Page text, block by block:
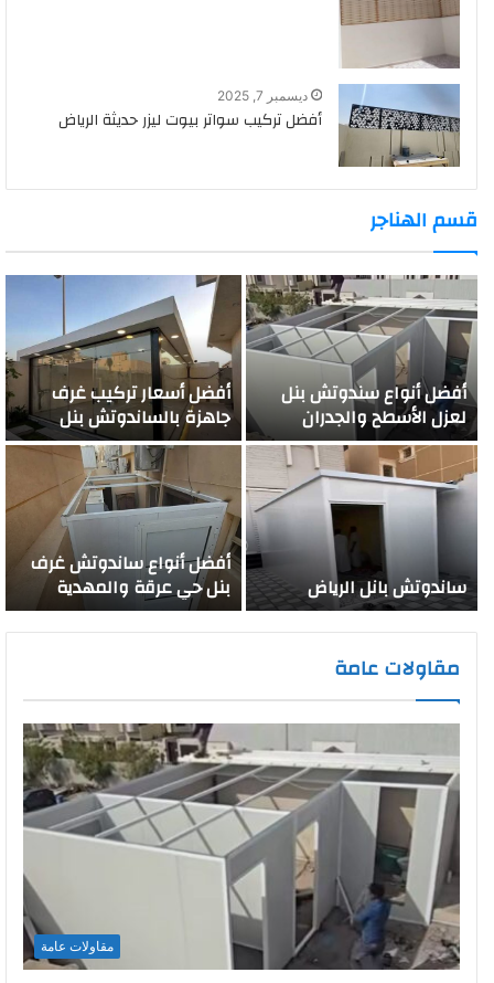
ديسمبر 7, 2025
أفضل تركيب سواتر بيوت ليزر حديثة الرياض
قسم الهناجر
أفضل أنواع سندوتش بنل
لعزل الأسطح والجدران
الرياض
أفضل أسعار تركيب غرف
جاهزة بالساندوتش بنل
الرياض
ساندوتش بانل الرياض
أفضل أنواع ساندوتش غرف
بنل حي عرقة والمهدية
مقاولات عامة
مقاولات عامة